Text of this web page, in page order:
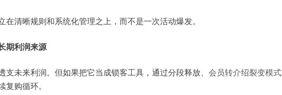
清晰规则和系统化管理之上，而不是一次活动爆发。
期利润来源
未来利润。但如果把它当成锁客工具，通过分段释放、 会员转介绍裂变模式
复购循环。